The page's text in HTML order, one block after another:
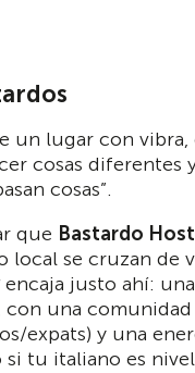
un lugar con
cosas diferentes
cosas”.
que Bastardo
local se cruzan de
encaja justo ahí:
una
expats) y una
tu italiano es nivel